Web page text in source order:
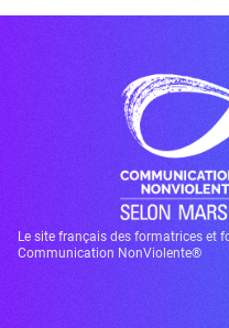
Le site français des formatrices et
Communication NonViolente®